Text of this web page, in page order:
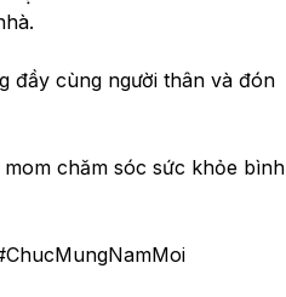
đầy cùng người thân và đón
chăm sóc sức khỏe bình